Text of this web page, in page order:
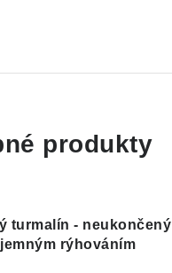
produkty
turmalín - neukončený
rýhováním